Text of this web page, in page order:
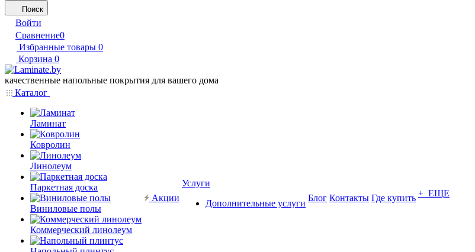
Поиск
Войти
Сравнение0
Избранные товары 0
Корзина 0
качественные напольные покрытия для вашего дома
Каталог
Ламинат
Ковролин
Линолеум
Паркетная доска
Виниловые полы
Коммерческий линолеум
Акции
Услуги
Дополнительные услуги
Блог Контакты Где купить + ЕЩЕ